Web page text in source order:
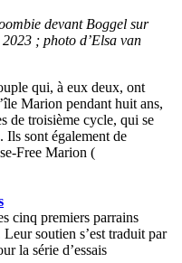
devant Boggel sur
; photo d’Elsa van
qui, à eux deux, ont
Marion pendant huit ans,
de troisième cycle, qui se
Ils sont également de
Free Marion (
cinq premiers parrains
Leur soutien s’est traduit par
la série d’essais